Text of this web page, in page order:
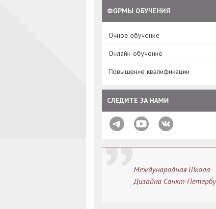
ФОРМЫ ОБУЧЕНИЯ
Очное обучение
Онлайн-обучение
Повышение квалификации
СЛЕДИТЕ ЗА НАМИ
Международная Школа
Дизайна Санкт-